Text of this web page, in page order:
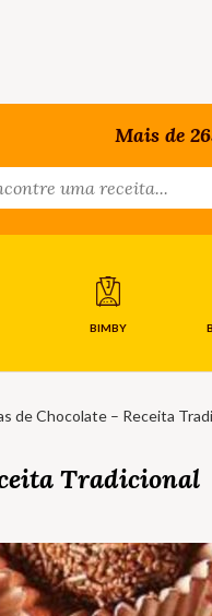
Mais de
BIMBY
de Chocolate – Receita
Tradicional